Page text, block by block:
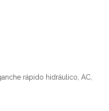
rápido hidráulico, AC,